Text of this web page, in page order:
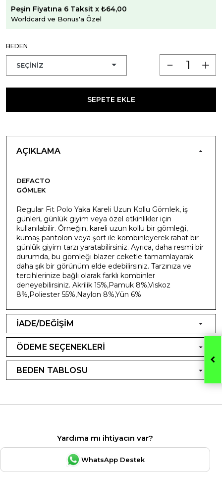
Peşin Fiyatına 6 Taksit x ₺64,00
Worldcard ve Bonus'a Özel
BEDEN
SEPETE EKLE
AÇIKLAMA
DEFACTO
GÖMLEK
Regular Fit Polo Yaka Kareli Uzun Kollu Gömlek, iş
günleri, günlük giyim veya özel etkinlikler için
kullanılabilir. Örneğin, kareli uzun kollu bir gömleği,
kumaş pantolon veya şort ile kombinleyerek rahat bir
günlük giyim tarzı yaratabilirsiniz. Ayrıca, daha resmi bir
durumda, bu gömleği blazer ceketle tamamlayarak
daha şık bir görünüm elde edebilirsiniz. Tarzınıza ve
tercihlerinize bağlı olarak farklı kombinler
deneyebilirsiniz. Akrilik 15%,Pamuk 8%,Viskoz
8%,Poliester 55%,Naylon 8%,Yün 6%
İADE/DEĞİŞİM
ÖDEME SEÇENEKLERİ
BEDEN TABLOSU
Yardıma mı ihtiyacın var?
WhatsApp Destek